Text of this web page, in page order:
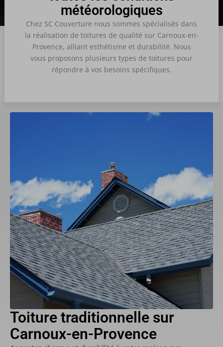
météorologiques
Chez SC Couverture nous sommes spécialisés dans
la réalisation de toitures de qualité sur Carnoux-en-
Provence, alliant esthétisme et durabilité. Nous
vous proposons plusieurs types de toitures pour
répondre à vos besoins spécifiques.
Toiture traditionnelle sur
Carnoux-en-Provence